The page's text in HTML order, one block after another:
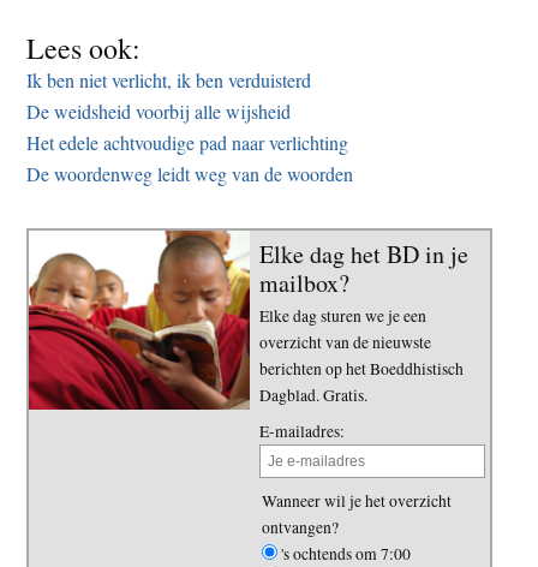
Lees ook:
Ik ben niet verlicht, ik ben verduisterd
De weidsheid voorbij alle wijsheid
Het edele achtvoudige pad naar verlichting
De woordenweg leidt weg van de woorden
Elke dag het BD in je
mailbox?
Elke dag sturen we je een
overzicht van de nieuwste
berichten op het Boeddhistisch
Dagblad. Gratis.
E-mailadres:
Wanneer wil je het overzicht
ontvangen?
's ochtends om 7:00